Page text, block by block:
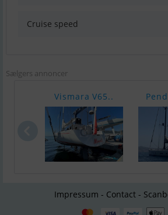
Cruise speed
Sælgers annoncer
Vismara V65..
Impressum - Contact -